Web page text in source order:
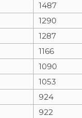
1487
1290
1287
1166
1090
1053
924
922